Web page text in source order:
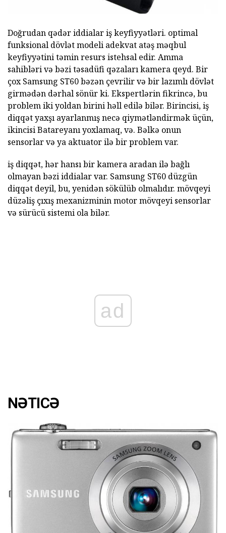
Doğrudan qədər iddialar iş keyfiyyətləri. optimal
funksional dövlət modeli adekvat atəş məqbul
keyfiyyətini təmin resurs istehsal edir. Amma
sahibləri və bəzi təsadüfi qəzaları kamera qeyd. Bir
çox Samsung ST60 bəzən çevrilir və bir lazımlı dövlət
girmədən dərhal sönür ki. Ekspertlərin fikrincə, bu
problem iki yoldan birini həll edilə bilər. Birincisi, iş
diqqət yaxşı ayarlanmış necə qiymətləndirmək üçün,
ikincisi Batareyanı yoxlamaq, və. Bəlkə onun
sensorlar və ya aktuator ilə bir problem var.
iş diqqət, hər hansı bir kamera aradan ilə bağlı
olmayan bəzi iddialar var. Samsung ST60 düzgün
diqqət deyil, bu, yenidən sökülüb olmalıdır. mövqeyi
düzəliş çıxış mexanizminin motor mövqeyi sensorlar
və sürücü sistemi ola bilər.
ad
NƏTICƏ